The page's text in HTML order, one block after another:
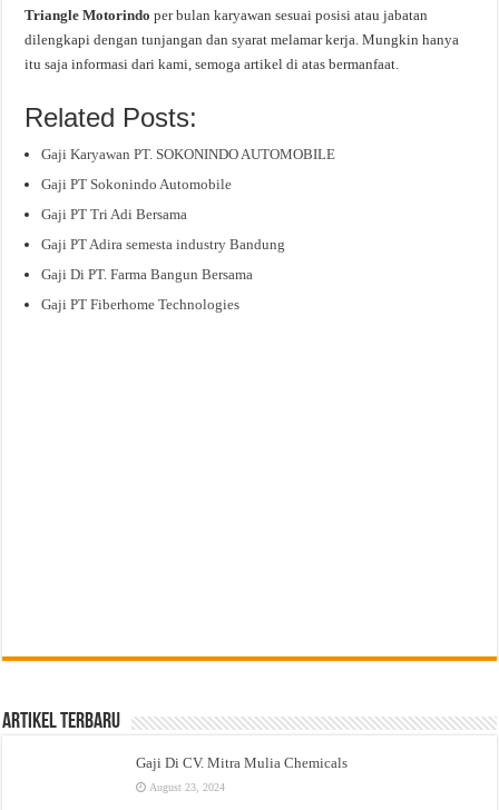
Triangle Motorindoper bulan karyawan sesuai posisi atau jabatan
dilengkapi dengan tunjangan dan syarat melamar kerja. Mungkin hanya
itu saja informasi dari kami, semoga artikel di atas bermanfaat.
Related Posts:
Gaji Karyawan PT. SOKONINDO AUTOMOBILE
Gaji PT Sokonindo Automobile
Gaji PT Tri Adi Bersama
Gaji PT Adira semesta industry Bandung
Gaji Di PT. Farma Bangun Bersama
Gaji PT Fiberhome Technologies
Artikel Terbaru
Gaji Di CV. Mitra Mulia Chemicals
August 23, 2024